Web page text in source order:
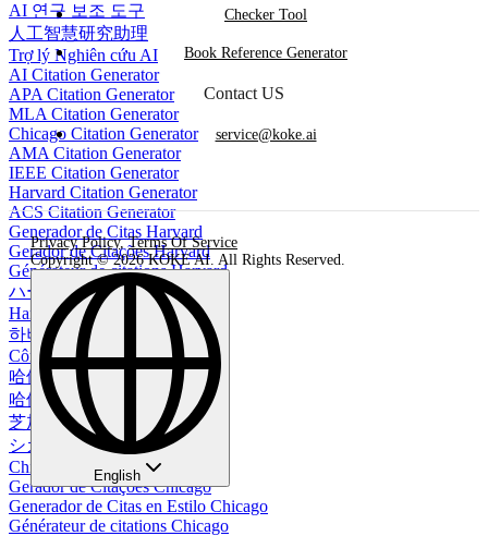
AI 연구 보조 도구
人工智慧研究助理
Trợ lý Nghiên cứu AI
AI Citation Generator
APA Citation Generator
MLA Citation Generator
Chicago Citation Generator
AMA Citation Generator
IEEE Citation Generator
Harvard Citation Generator
ACS Citation Generator
Generador de Citas Harvard
Gerador de Citações Harvard
Générateur de citations Harvard
ハーバード引用生成器
Harvard-Zitiergenerator
하버드 인용 생성기
Công cụ trích dẫn Harvard
哈佛引用生成器
哈佛引用生成器
芝加哥引用生成器
シカゴ引用生成器
Chicago-Zitationsgenerator
Gerador de Citações Chicago
Generador de Citas en Estilo Chicago
Générateur de citations Chicago
Checker Tool
Book Reference Generator
Contact US
service@koke.ai
Privacy Policy,Terms Of Service
Copyright © 2026 KOKE AI. All Rights Reserved.
English